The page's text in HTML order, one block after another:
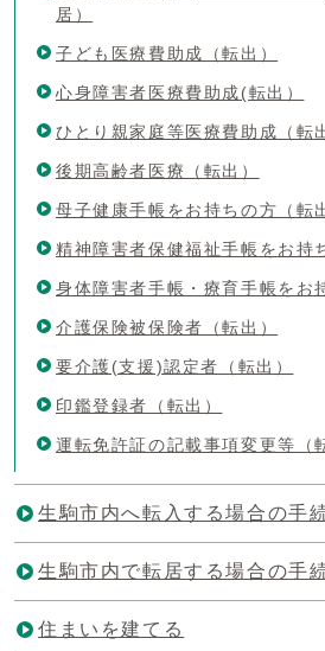
居）
子ども医療費助成（転出）
心身障害者医療費助成(転出）
ひとり親家庭等医療費助成（転
後期高齢者医療（転出）
母子健康手帳をお持ちの方（転
精神障害者保健福祉手帳をお持
身体障害者手帳・療育手帳をお
介護保険被保険者（転出）
要介護(支援)認定者（転出）
印鑑登録者（転出）
運転免許証の記載事項変更等（
生駒市内へ転入する場合の手
生駒市内で転居する場合の手
住まいを建てる